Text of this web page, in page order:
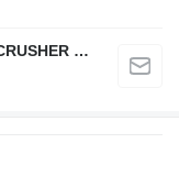
POLYGONMACH ASPHALT CONCRETE CRUSHER SYSTEMS